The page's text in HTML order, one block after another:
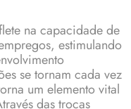
na capacidade de
estimulando
se tornam cada vez
um elemento vital
das trocas